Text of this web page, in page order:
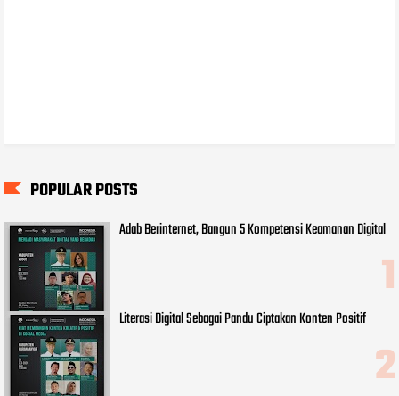
POPULAR POSTS
Adab Berinternet, Bangun 5 Kompetensi Keamanan Digital
Literasi Digital Sebagai Pandu Ciptakan Konten Positif